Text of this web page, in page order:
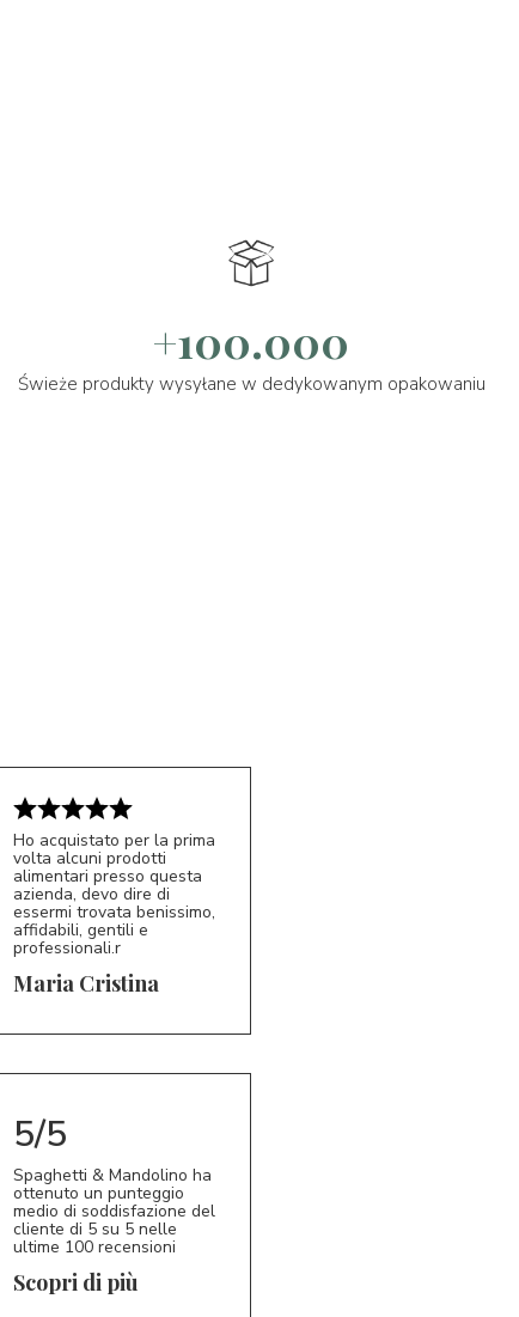
+100.000
Świeże produkty wysyłane w dedykowanym opakowaniu
MC 5/5
Ho acquistato per la prima
volta alcuni prodotti
alimentari presso questa
azienda, devo dire di
essermi trovata benissimo,
affidabili, gentili e
professionali.r
Maria Cristina
5/5
Spaghetti & Mandolino ha
ottenuto un punteggio
medio di soddisfazione del
cliente di 5 su 5 nelle
ultime 100 recensioni
Scopri di più